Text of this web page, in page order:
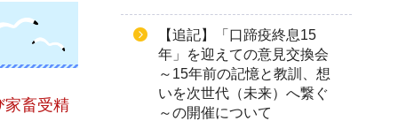
家畜受精
【追記】「口蹄疫終息15
年」を迎えての意見交換会
～15年前の記憶と教訓、想
いを次世代（未来）へ繋ぐ
～の開催について